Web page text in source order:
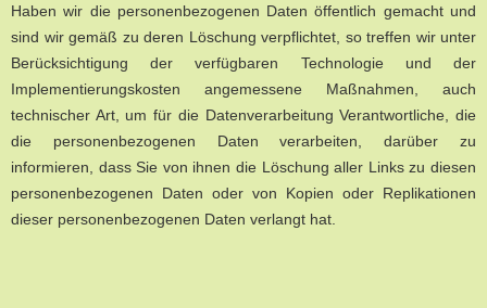
Haben wir die personenbezogenen Daten öffentlich gemacht und
sind wir gemäß zu deren Löschung verpflichtet, so treffen wir unter
Berücksichtigung der verfügbaren Technologie und der
Implementierungskosten angemessene Maßnahmen, auch
technischer Art, um für die Datenverarbeitung Verantwortliche, die
die personenbezogenen Daten verarbeiten, darüber zu
informieren, dass Sie von ihnen die Löschung aller Links zu diesen
personenbezogenen Daten oder von Kopien oder Replikationen
dieser personenbezogenen Daten verlangt hat.